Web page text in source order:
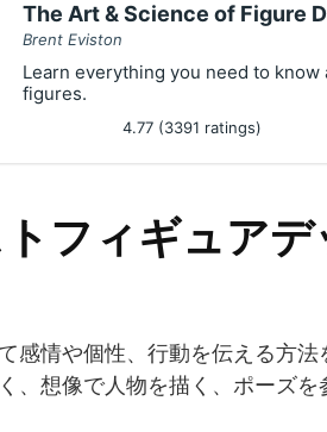
The Art & Science of Figure
Brent Eviston
Learn everything you need to
figures.
4.77 (3391 ratings)
フィギュアデ
感情や個性、行動を伝える方
、想像で人物を描く、ポーズを